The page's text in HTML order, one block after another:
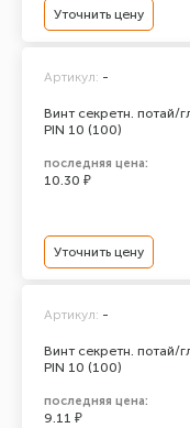
Уточнить цену
Винт секретн. потай/
PIN 10 (100)
Артикул: -
последняя цена:
10.30 ₽
Уточнить цену
Винт секретн. потай/
PIN 10 (100)
Артикул: -
последняя цена:
9.11 ₽